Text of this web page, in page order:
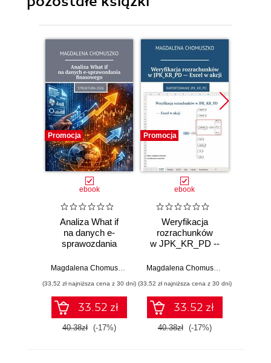
Promocja
ebook
Analiza What if
na danych e-
sprawozdania
(33,52 zł najniższa cena z 30 dni)
33.52 zł
40.38zł (-17%)
Promocja
ebook
Weryfikacja
rozrachunków
w JPK_KR_PD --
Magdalena Chomuszko
(33,52 zł najniższa cena z 30 dni)
33.52 zł
40.38zł (-17%)